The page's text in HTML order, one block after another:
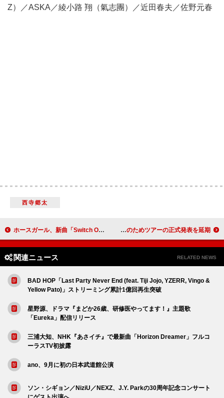
Z）／ASKA／綾小路 翔（氣志團）／近田春夫／佐野元春
西寺郷太
ホースガール、新曲「Switch Over」の“バンドがバンドを見る”MV公開 ナイン・インチ・ネイルズ、LA山火事のためツアーの正式発表を延期
関連ニュース RELATED NEWS
BAD HOP「Last Party Never End (feat. Tiji Jojo, YZERR, Vingo &
Yellow Pato)」ストリーミング累計1億回再生突破
星野源、ドラマ『まどか26歳、研修医やってます！』主題歌
「Eureka」配信リリース
三浦大知、NHK『あさイチ』で最新曲「Horizon Dreamer」フルコ
ーラスTV初披露
ano、9月に初の日本武道館公演
ソン・シギョン／NiziU／NEXZ、J.Y. Parkの30周年記念コンサート